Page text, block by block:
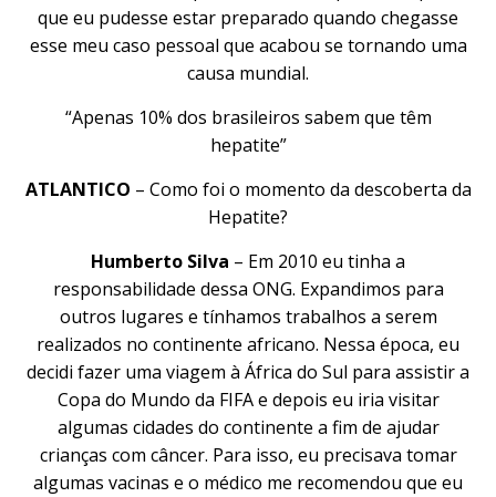
que eu pudesse estar preparado quando chegasse
esse meu caso pessoal que acabou se tornando uma
causa mundial.
“Apenas 10% dos brasileiros sabem que têm
hepatite”
ATLANTICO – Como foi o momento da descoberta da
Hepatite?
Humberto Silva – Em 2010 eu tinha a
responsabilidade dessa ONG. Expandimos para
outros lugares e tínhamos trabalhos a serem
realizados no continente africano. Nessa época, eu
decidi fazer uma viagem à África do Sul para assistir a
Copa do Mundo da FIFA e depois eu iria visitar
algumas cidades do continente a fim de ajudar
crianças com câncer. Para isso, eu precisava tomar
algumas vacinas e o médico me recomendou que eu